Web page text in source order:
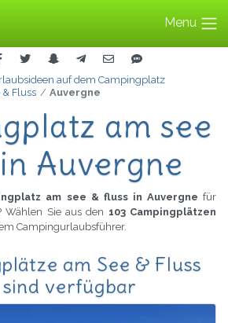
Menu
auf dem Campingplatz
Fluss
Auvergne
am see
Auvergne
am see & fluss in Auvergnefür
Wählen Sie aus den 103 Campingplätzen
Campingurlaubsführer.
am See & Fluss
verfügbar